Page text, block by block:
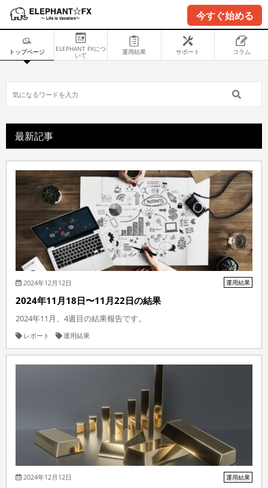
今すぐ始める
トップページ ELEPHANT FXにつ
いて 運用結果 サポート コラム
最新記事
2024年12月12日 運用結果
2024年11月18日〜11月22日の結果
2024年11月、4週目の結果報告です。
レポート 運用結果
2024年12月12日 運用結果